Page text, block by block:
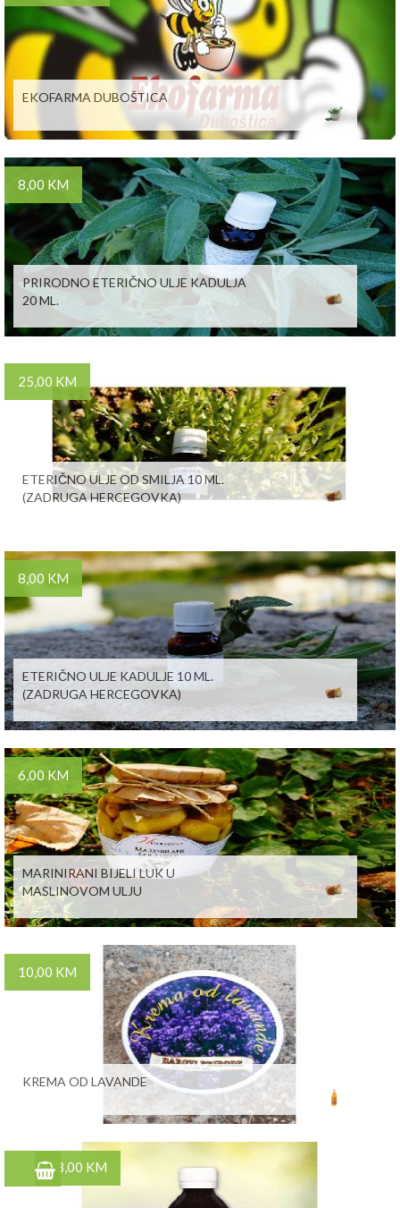
EKOFARMA DUBOŠTICA
8,00 KM
PRIRODNO ETERIČNO ULJE KADULJA
20 ML.
25,00 KM
ETERIČNO ULJE OD SMILJA 10 ML.
(ZADRUGA HERCEGOVKA)
8,00 KM
ETERIČNO ULJE KADULJE 10 ML.
(ZADRUGA HERCEGOVKA)
6,00 KM
MARINIRANI BIJELI LUK U
MASLINOVOM ULJU
10,00 KM
KREMA OD LAVANDE
13,00 KM